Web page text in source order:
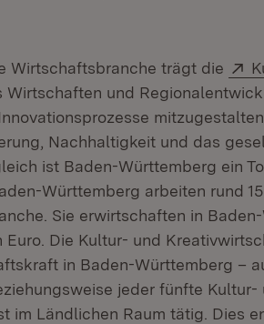
Wirtschaftsbranche trägt die
Wirtschaften und
Nachhaltigkeit und das
ist Baden-Württemberg ein
Württemberg arbeiten rund
Sie erwirtschaften in
Die Kultur- und
in Baden-Württemberg –
jeder fünfte
im Ländlichen Raum tätig. Dies